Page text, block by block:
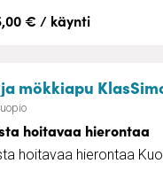
€ / käynti
mökkiapu
hoitavaa hierontaa
hoitavaa hierontaa